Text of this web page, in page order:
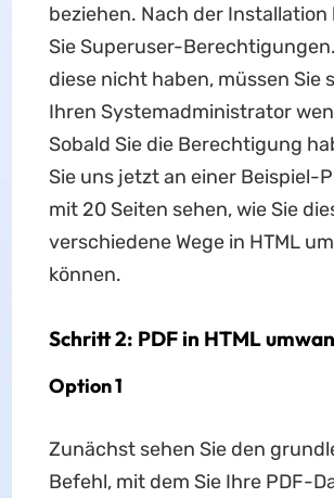
beziehen. Nach der
Sie Superuser-
diese nicht haben, müssen Sie
Ihren Systemadministrator
Sobald Sie die Berechtigung
Sie uns jetzt an einer Beispiel-
mit 20 Seiten sehen, wie Sie
verschiedene Wege in HTML
können.
Schritt 2: PDF in HTML
Option 1
Zunächst sehen Sie den
Befehl, mit dem Sie Ihre PDF-